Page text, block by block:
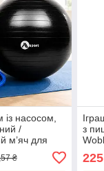
насосом,
/
м’яч для
/ Гладкий м’яч
₴
з
для